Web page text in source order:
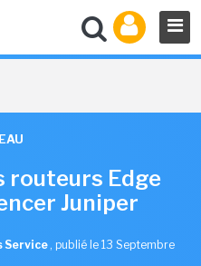
routeurs Edge
Juniper
Service , publié le 13 Septembre